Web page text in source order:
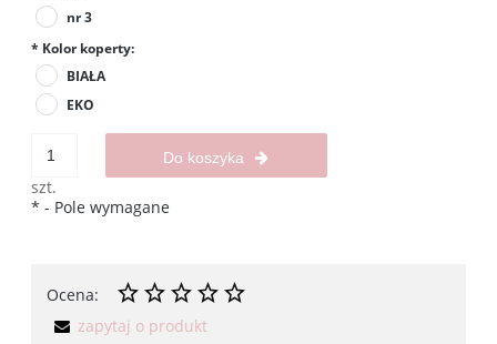
nr 3
* Kolor koperty:
BIAŁA
EKO
szt.
Do koszyka
* - Pole wymagane
Ocena:
zapytaj o produkt